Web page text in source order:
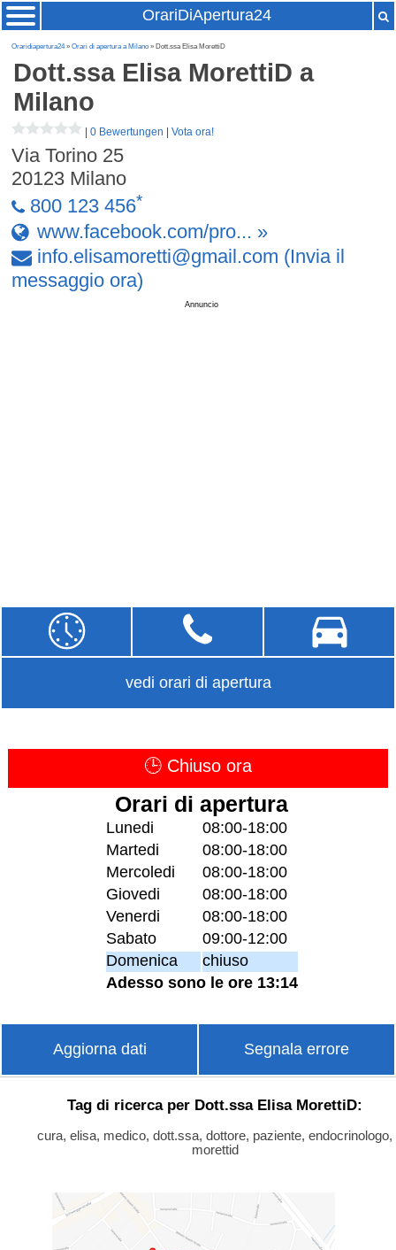
OrariDiApertura24
Oraridiapertura24»Orari di apertura a Milano » Dott.ssa Elisa MorettiD
Dott.ssa Elisa MorettiD a
Milano
|0 Bewertungen |Vota ora!
Via Torino 25
20123 Milano
800 123 456*
www.facebook.com/pro... »
info.elisamoretti@gmail .com (Invia il
messaggio ora)
Annuncio
vedi orari di apertura
🕒 Chiuso ora
Orari di apertura
Lunedi
08:00-18:00
Martedi
08:00-18:00
Mercoledi
08:00-18:00
Giovedi
08:00-18:00
Venerdi
08:00-18:00
Sabato
09:00-12:00
Domenica
chiuso
Adesso sono le ore 13:14
Aggiorna dati Segnala errore
Tag di ricerca per Dott.ssa Elisa MorettiD:
cura, elisa, medico, dott.ssa, dottore, paziente, endocrinologo,
morettid